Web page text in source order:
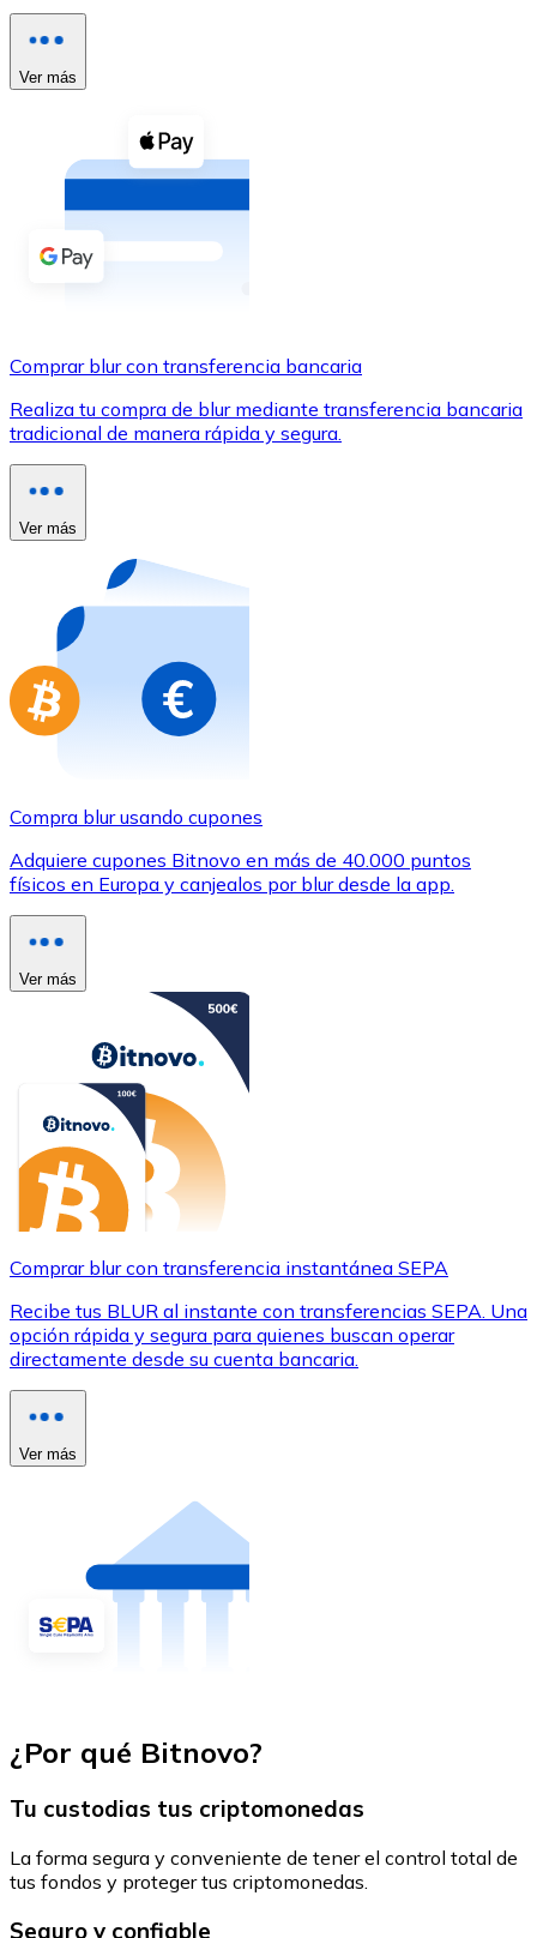
Ver todo
Compra criptomonedas con efectivo en tu tienda más
Comprar con efectivo
Transferencia SEPA
Utiliza tarjetas Visa y Mastercard para comprar
Comprar con tarjeta
Compra tarjetas regalo de tus marcas favoritas con
Ir a la tienda de tarjetas regalo
Ver más
Comprar blur con transferencia bancaria
Realiza tu compra de blur mediante transferencia bancaria
tradicional de manera rápida y segura.
Ver más
Compra blur usando cupones
Adquiere cupones Bitnovo en más de 40.000 puntos
físicos en Europa y canjealos por blur desde la app.
Ver más
Comprar blur con transferencia instantánea SEPA
Recibe tus BLUR al instante con transferencias SEPA. Una
opción rápida y segura para quienes buscan operar
directamente desde su cuenta bancaria.
Ver más
¿Por qué Bitnovo?
Tu custodias tus criptomonedas
La forma segura y conveniente de tener el control total de
tus fondos y proteger tus criptomonedas.
Seguro y confiable